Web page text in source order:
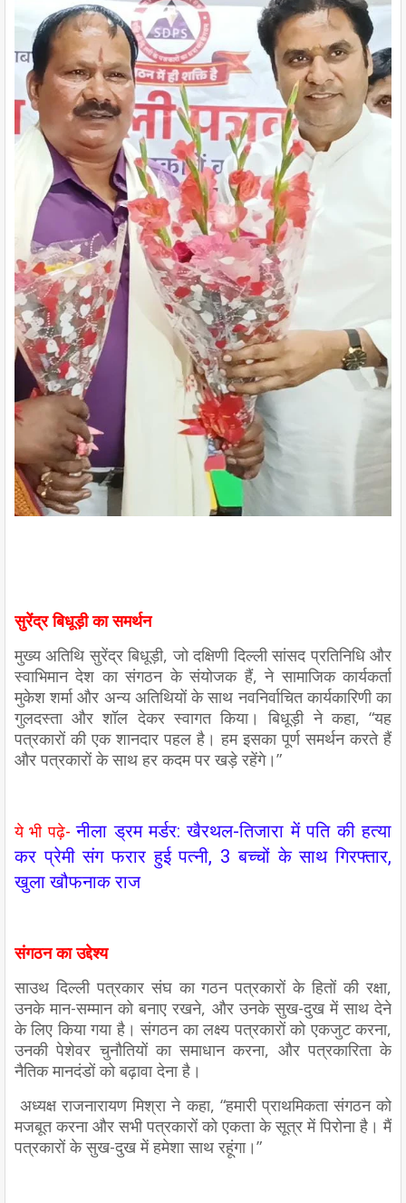
सुरेंद्र बिधूड़ी का समर्थन
मुख्य अतिथि सुरेंद्र बिधूड़ी, जो दक्षिणी दिल्ली सांसद प्रतिनिधि और
स्वाभिमान देश का संगठन के संयोजक हैं, ने सामाजिक कार्यकर्ता
मुकेश शर्मा और अन्य अतिथियों के साथ नवनिर्वाचित कार्यकारिणी का
गुलदस्ता और शॉल देकर स्वागत किया। बिधूड़ी ने कहा, “यह
पत्रकारों की एक शानदार पहल है। हम इसका पूर्ण समर्थन करते हैं
और पत्रकारों के साथ हर कदम पर खड़े रहेंगे।”
ये भी पढ़े-नीला ड्रम मर्डर: खैरथल-तिजारा में पति की हत्या
कर प्रेमी संग फरार हुई पत्नी, 3 बच्चों के साथ गिरफ्तार,
खुला खौफनाक राज
संगठन का उद्देश्य
साउथ दिल्ली पत्रकार संघ का गठन पत्रकारों के हितों की रक्षा,
उनके मान-सम्मान को बनाए रखने, और उनके सुख-दुख में साथ देने
के लिए किया गया है। संगठन का लक्ष्य पत्रकारों को एकजुट करना,
उनकी पेशेवर चुनौतियों का समाधान करना, और पत्रकारिता के
नैतिक मानदंडों को बढ़ावा देना है।
अध्यक्ष राजनारायण मिश्रा ने कहा, “हमारी प्राथमिकता संगठन को
मजबूत करना और सभी पत्रकारों को एकता के सूत्र में पिरोना है। मैं
पत्रकारों के सुख-दुख में हमेशा साथ रहूंगा।”